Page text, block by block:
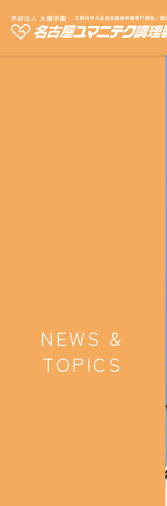
NEWS &
TOPICS